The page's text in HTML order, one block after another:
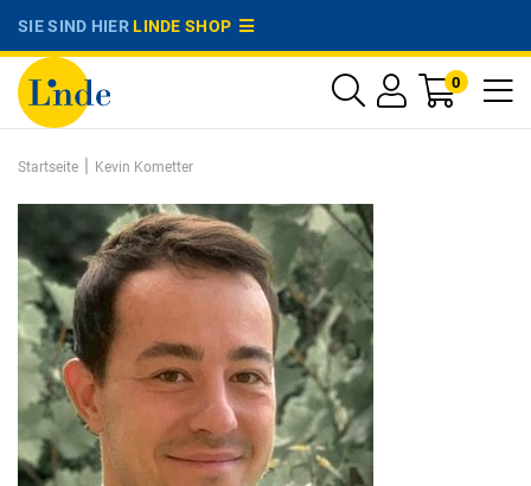
SIE SIND HIERLINDE SHOP
0
Startseite | Kevin Kometter